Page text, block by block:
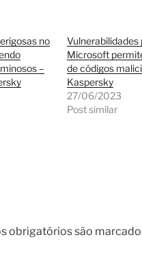
no
–
Vulnerabilidades
Microsoft
de códigos
Kaspersky
27/06/2023
Post similar
obrigatórios são